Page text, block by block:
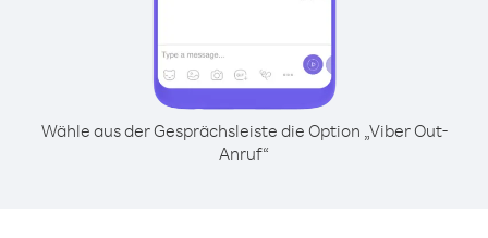
Wähle aus der Gesprächsleiste die Option „Viber Out-
Anruf“